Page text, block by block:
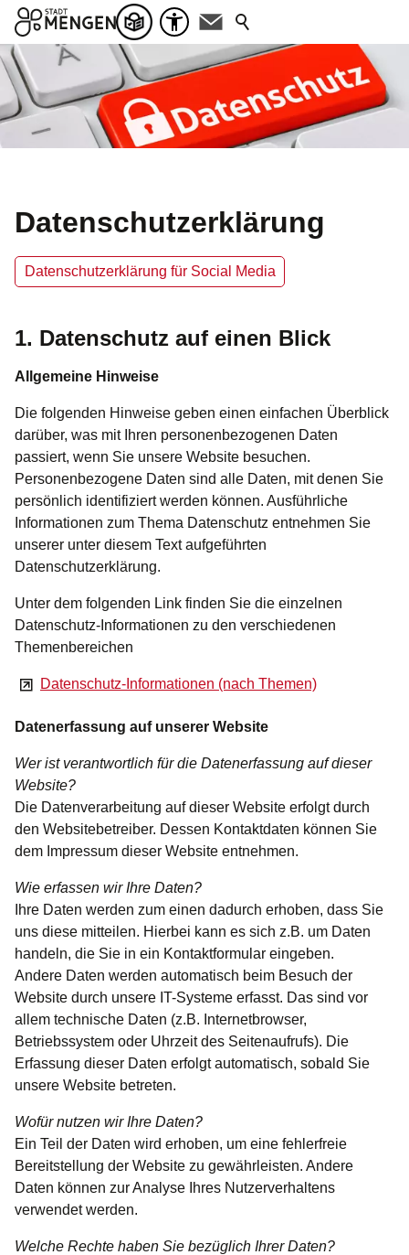
Datenschutzerklärung
Datenschutzerklärung für Social Media
1. Datenschutz auf einen Blick
Allgemeine Hinweise
Die folgenden Hinweise geben einen einfachen Überblick
darüber, was mit Ihren personenbezogenen Daten
passiert, wenn Sie unsere Website besuchen.
Personenbezogene Daten sind alle Daten, mit denen Sie
persönlich identifiziert werden können. Ausführliche
Informationen zum Thema Datenschutz entnehmen Sie
unserer unter diesem Text aufgeführten
Datenschutzerklärung.
Unter dem folgenden Link finden Sie die einzelnen
Datenschutz-Informationen zu den verschiedenen
Themenbereichen
Datenschutz-Informationen (nach Themen)
Datenerfassung auf unserer Website
Wer ist verantwortlich für die Datenerfassung auf dieser
Website?
Die Datenverarbeitung auf dieser Website erfolgt durch
den Websitebetreiber. Dessen Kontaktdaten können Sie
dem Impressum dieser Website entnehmen.
Wie erfassen wir Ihre Daten?
Ihre Daten werden zum einen dadurch erhoben, dass Sie
uns diese mitteilen. Hierbei kann es sich z.B. um Daten
handeln, die Sie in ein Kontaktformular eingeben.
Andere Daten werden automatisch beim Besuch der
Website durch unsere IT-Systeme erfasst. Das sind vor
allem technische Daten (z.B. Internetbrowser,
Betriebssystem oder Uhrzeit des Seitenaufrufs). Die
Erfassung dieser Daten erfolgt automatisch, sobald Sie
unsere Website betreten.
Wofür nutzen wir Ihre Daten?
Ein Teil der Daten wird erhoben, um eine fehlerfreie
Bereitstellung der Website zu gewährleisten. Andere
Daten können zur Analyse Ihres Nutzerverhaltens
verwendet werden.
Welche Rechte haben Sie bezüglich Ihrer Daten?